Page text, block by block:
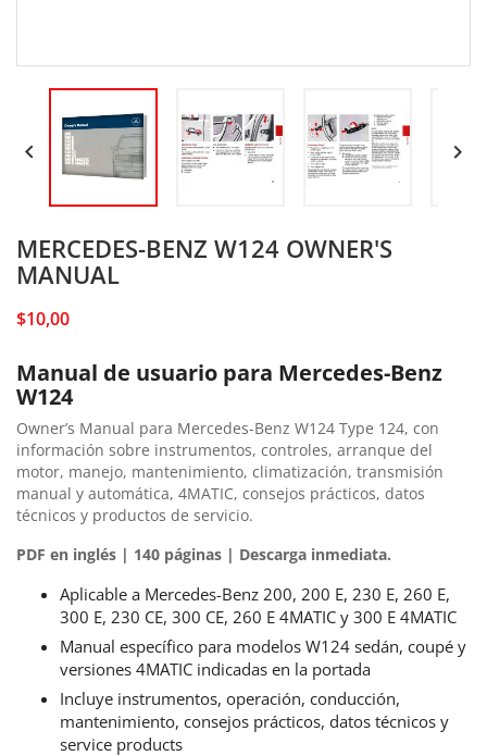
 
MERCEDES-BENZ W124 OWNER'S
MANUAL
$10,00
Manual de usuario para Mercedes-Benz
W124
Owner’s Manual para Mercedes-Benz W124 Type 124, con
información sobre instrumentos, controles, arranque del
motor, manejo, mantenimiento, climatización, transmisión
manual y automática, 4MATIC, consejos prácticos, datos
técnicos y productos de servicio.
PDF en inglés | 140 páginas | Descarga inmediata.
Aplicable a Mercedes-Benz 200, 200 E, 230 E, 260 E,
300 E, 230 CE, 300 CE, 260 E 4MATIC y 300 E 4MATIC
Manual específico para modelos W124 sedán, coupé y
versiones 4MATIC indicadas en la portada
Incluye instrumentos, operación, conducción,
mantenimiento, consejos prácticos, datos técnicos y
service products